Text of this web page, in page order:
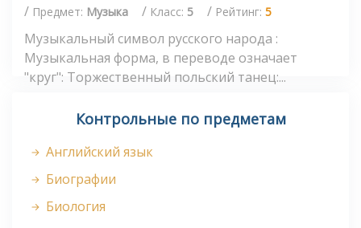
/ Предмет: Музыка / Класс: 5 / Рейтинг: 5
Музыкальный символ русского народа :
Музыкальная форма, в переводе означает
"круг": Торжественный польский танец:...
Контрольные по предметам
Английский язык
Биографии
Биология